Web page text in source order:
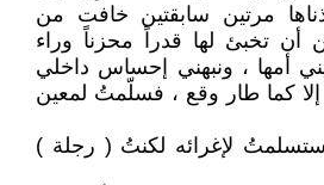
مرتين سابقتين خافت من
أن تخبئ لها قدراً محزناً وراء
أمها ، ونبهني إحساس داخلي
إلا كما طار وقع ، فسلّمتُ لمعين
لإغرائه لكنتُ ( رجلة )